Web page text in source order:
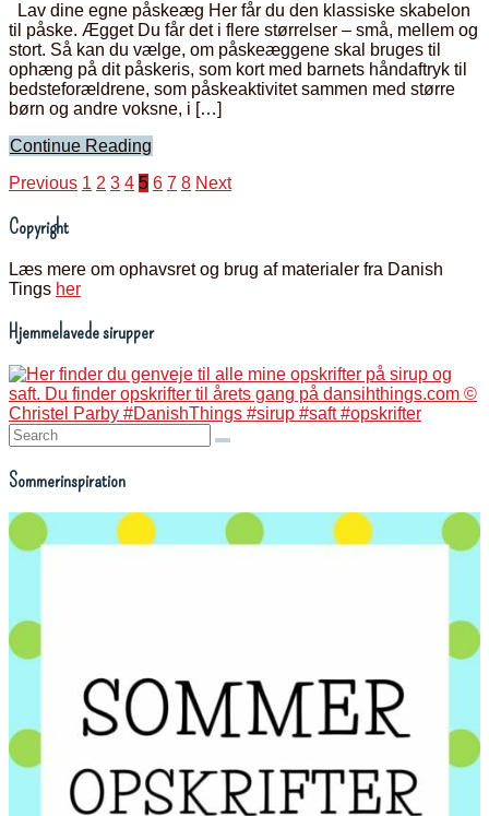
Lav dine egne påskeæg Her får du den klassiske skabelon
til påske. Ægget Du får det i flere størrelser – små, mellem og
stort. Så kan du vælge, om påskeæggene skal bruges til
ophæng på dit påskeris, som kort med barnets håndaftryk til
bedsteforældrene, som påskeaktivitet sammen med større
børn og andre voksne, i […]
Continue Reading
Indlægsinddeling
Previous 1 2 3 4 5 6 7 8 Next
Copyright
Læs mere om ophavsret og brug af materialer fra Danish
Tings her
Hjemmelavede sirupper
Search:
Sommerinspiration